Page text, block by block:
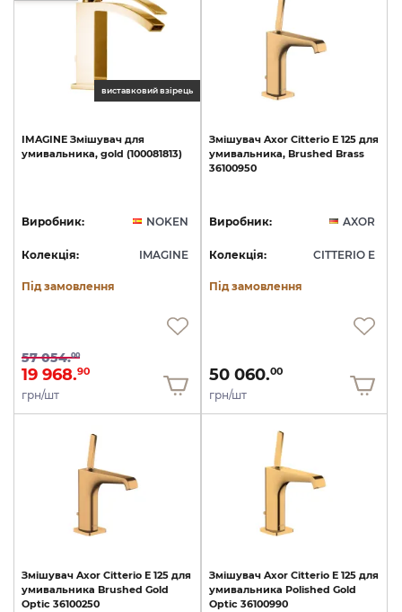
виставковий взірець
IMAGINE Змішувач для
умивальника, gold (100081813)
Виробник: NOKEN
Колекція: IMAGINE
Під замовлення
57 054.00
19 968.90
грн/шт
Змішувач Axor Citterio E 125 для
умивальника, Brushed Brass
36100950
Виробник: AXOR
Колекція: CITTERIO E
Під замовлення
50 060.00
грн/шт
Змішувач Axor Citterio E 125 для
умивальника Brushed Gold
Optic 36100250
Змішувач Axor Citterio E 125 для
умивальника Polished Gold
Optic 36100990